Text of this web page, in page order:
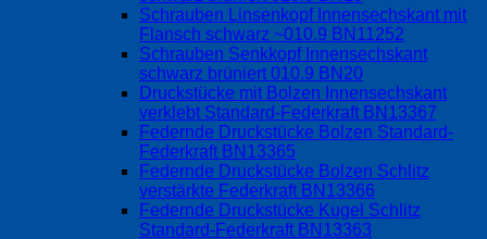
Schrauben Linsenkopf Innensechskant mit
Flansch schwarz ~010.9 BN11252
Schrauben Senkkopf Innensechskant
schwarz brüniert 010.9 BN20
Druckstücke mit Bolzen Innensechskant
verklebt Standard-Federkraft BN13367
Federnde Druckstücke Bolzen Standard-
Federkraft BN13365
Federnde Druckstücke Bolzen Schlitz
verstärkte Federkraft BN13366
Federnde Druckstücke Kugel Schlitz
Standard-Federkraft BN13363